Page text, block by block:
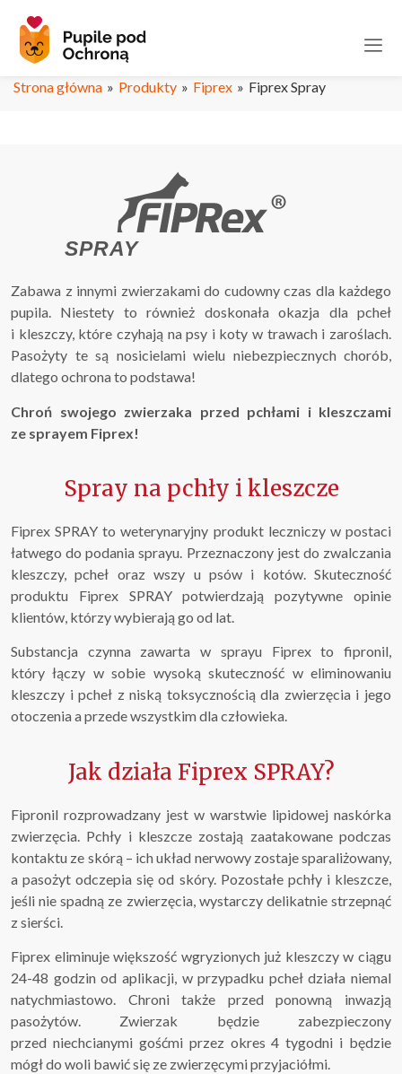
Strona główna » Produkty » Fiprex » Fiprex Spray
SPRAY
Zabawa z innymi zwierzakami do cudowny czas dla każdego
pupila. Niestety to również doskonała okazja dla pcheł
i kleszczy, które czyhają na psy i koty w trawach i zaroślach.
Pasożyty te są nosicielami wielu niebezpiecznych chorób,
dlatego ochrona to podstawa!
Chroń swojego zwierzaka przed pchłami i kleszczami
ze sprayem Fiprex!
Spray na pchły i kleszcze
Fiprex SPRAY to weterynaryjny produkt leczniczy w postaci
łatwego do podania sprayu. Przeznaczony jest do zwalczania
kleszczy, pcheł oraz wszy u psów i kotów. Skuteczność
produktu Fiprex SPRAY potwierdzają pozytywne opinie
klientów, którzy wybierają go od lat.
Substancja czynna zawarta w sprayu Fiprex to fipronil,
który łączy w sobie wysoką skuteczność w eliminowaniu
kleszczy i pcheł z niską toksycznością dla zwierzęcia i jego
otoczenia a przede wszystkim dla człowieka.
Jak działa Fiprex SPRAY?
Fipronil rozprowadzany jest w warstwie lipidowej naskórka
zwierzęcia. Pchły i kleszcze zostają zaatakowane podczas
kontaktu ze skórą – ich układ nerwowy zostaje sparaliżowany,
a pasożyt odczepia się od skóry. Pozostałe pchły i kleszcze,
jeśli nie spadną ze zwierzęcia, wystarczy delikatnie strzepnąć
z sierści.
Fiprex eliminuje większość wgryzionych już kleszczy w ciągu
24-48 godzin od aplikacji, w przypadku pcheł działa niemal
natychmiastowo. Chroni także przed ponowną inwazją
pasożytów. Zwierzak będzie zabezpieczony
przed niechcianymi gośćmi przez okres 4 tygodni i będzie
mógł do woli bawić się ze zwierzęcymi przyjaciółmi.